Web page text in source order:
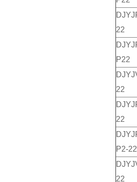
22
P22
22
22
P2-22
22